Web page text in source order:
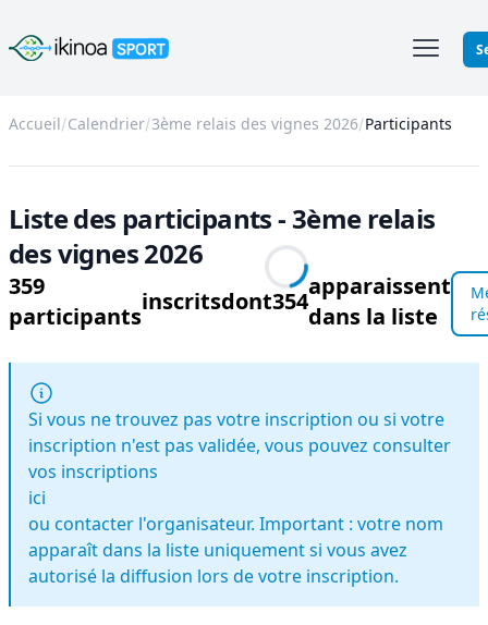
Ikinoa Sport
Accueil Calendrier 3ème relais des vignes 2026 Participants
Liste des participants - 3ème relais
des vignes 2026
359
participants
inscritsdont354
apparaissent
dans la liste
Si vous ne trouvez pas votre inscription ou si votre
inscription n'est pas validée, vous pouvez consulter
vos inscriptions
ici
ou contacter l'organisateur. Important : votre nom
apparaît dans la liste uniquement si vous avez
autorisé la diffusion lors de votre inscription.